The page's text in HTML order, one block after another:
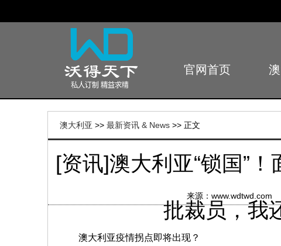
官网首页
Home
澳大利亚 >> 最新资讯 & News >> 正文
[资讯]澳大利亚“锁国”
批裁员，我
来源：
澳大利亚疫情拐点即将出现？